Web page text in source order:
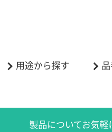
用途から探す
製品についてお気